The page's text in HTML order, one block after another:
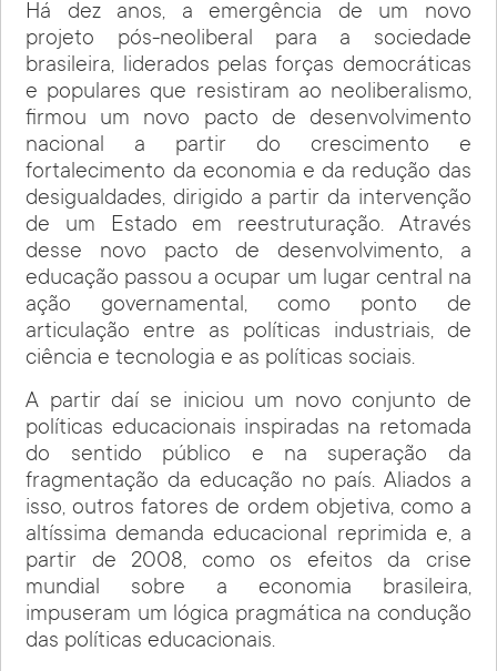
Há dez anos, a emergência de um novo
projeto pós-neoliberal para a sociedade
brasileira, liderados pelas forças democráticas
e populares que resistiram ao neoliberalismo,
firmou um novo pacto de desenvolvimento
nacional a partir do crescimento e
fortalecimento da economia e da redução das
desigualdades, dirigido a partir da intervenção
de um Estado em reestruturação. Através
desse novo pacto de desenvolvimento, a
educação passou a ocupar um lugar central na
ação governamental, como ponto de
articulação entre as políticas industriais, de
ciência e tecnologia e as políticas sociais.
A partir daí se iniciou um novo conjunto de
políticas educacionais inspiradas na retomada
do sentido público e na superação da
fragmentação da educação no país. Aliados a
isso, outros fatores de ordem objetiva, como a
altíssima demanda educacional reprimida e, a
partir de 2008, como os efeitos da crise
mundial sobre a economia brasileira,
impuseram um lógica pragmática na condução
das políticas educacionais.